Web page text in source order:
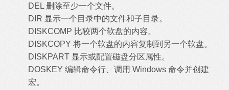
DEL 删除至少一个文件。
DIR 显示一个目录中的文件和子目录。
DISKCOMP 比较两个软盘的内容。
DISKCOPY 将一个软盘的内容复制到另一个软盘。
DISKPART 显示或配置磁盘分区属性。
DOSKEY 编辑命令行、调用 Windows 命令并创建
宏。